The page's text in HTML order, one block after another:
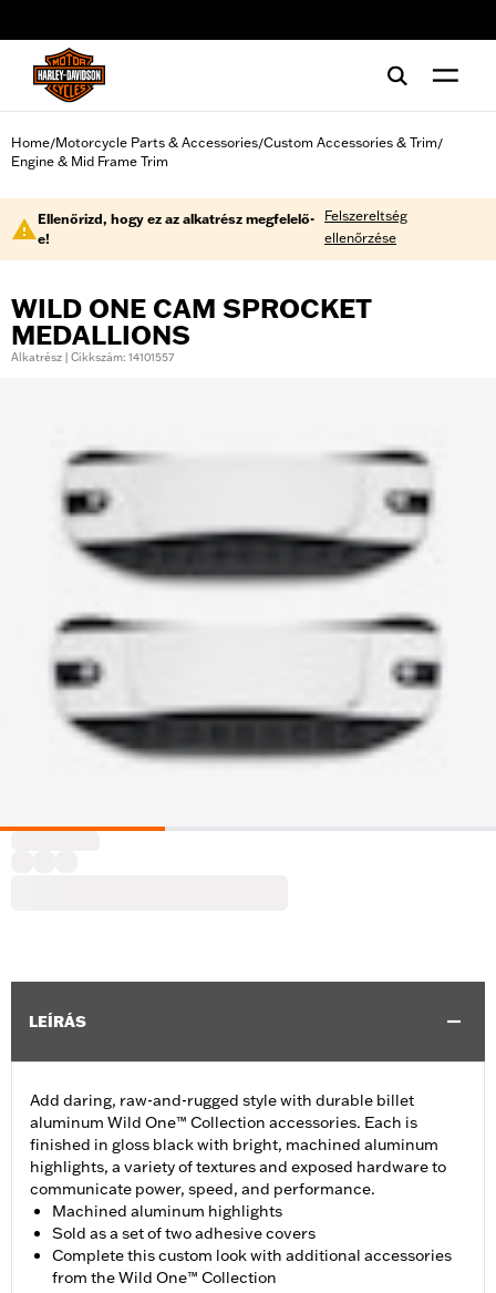
Home/Motorcycle Parts & Accessories/Custom Accessories & Trim/
Engine & Mid Frame Trim
Ellenőrizd, hogy ez az alkatrész megfelelő-
e!
Felszereltség
ellenőrzése
WILD ONE CAM SPROCKET
MEDALLIONS
Alkatrész | Cikkszám: 14101557
LEÍRÁS
Add daring, raw-and-rugged style with durable billet
aluminum Wild One™ Collection accessories. Each is
finished in gloss black with bright, machined aluminum
highlights, a variety of textures and exposed hardware to
communicate power, speed, and performance.
Machined aluminum highlights
Sold as a set of two adhesive covers
Complete this custom look with additional accessories
from the Wild One™ Collection